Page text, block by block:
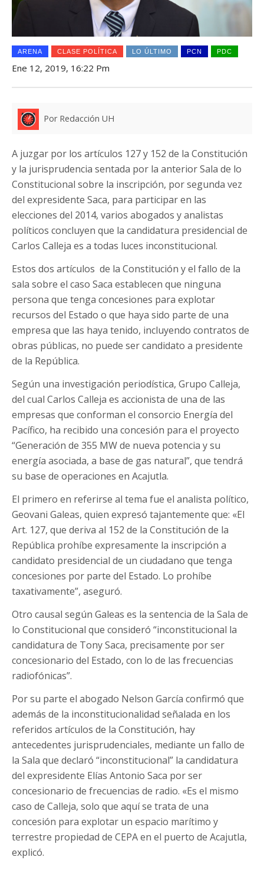
ARENA CLASE POLÍTICA LO ÚLTIMO PCN PDC
Ene 12, 2019, 16:22 Pm
Por Redacción UH
A juzgar por los artículos 127 y 152 de la Constitución
y la jurisprudencia sentada por la anterior Sala de lo
Constitucional sobre la inscripción, por segunda vez
del expresidente Saca, para participar en las
elecciones del 2014, varios abogados y analistas
políticos concluyen que la candidatura presidencial de
Carlos Calleja es a todas luces inconstitucional.
Estos dos artículos de la Constitución y el fallo de la
sala sobre el caso Saca establecen que ninguna
persona que tenga concesiones para explotar
recursos del Estado o que haya sido parte de una
empresa que las haya tenido, incluyendo contratos de
obras públicas, no puede ser candidato a presidente
de la República.
Según una investigación periodística, Grupo Calleja,
del cual Carlos Calleja es accionista de una de las
empresas que conforman el consorcio Energía del
Pacífico, ha recibido una concesión para el proyecto
“Generación de 355 MW de nueva potencia y su
energía asociada, a base de gas natural”, que tendrá
su base de operaciones en Acajutla.
El primero en referirse al tema fue el analista político,
Geovani Galeas, quien expresó tajantemente que: «El
Art. 127, que deriva al 152 de la Constitución de la
República prohíbe expresamente la inscripción a
candidato presidencial de un ciudadano que tenga
concesiones por parte del Estado. Lo prohíbe
taxativamente”, aseguró.
Otro causal según Galeas es la sentencia de la Sala de
lo Constitucional que consideró “inconstitucional la
candidatura de Tony Saca, precisamente por ser
concesionario del Estado, con lo de las frecuencias
radiofónicas”.
Por su parte el abogado Nelson García confirmó que
además de la inconstitucionalidad señalada en los
referidos artículos de la Constitución, hay
antecedentes jurisprudenciales, mediante un fallo de
la Sala que declaró “inconstitucional” la candidatura
del expresidente Elías Antonio Saca por ser
concesionario de frecuencias de radio. «Es el mismo
caso de Calleja, solo que aquí se trata de una
concesión para explotar un espacio marítimo y
terrestre propiedad de CEPA en el puerto de Acajutla,
explicó.